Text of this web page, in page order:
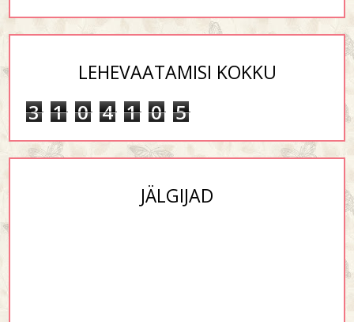
LEHEVAATAMISI KOKKU
3 1 0 4 1 0 5
JÄLGIJAD